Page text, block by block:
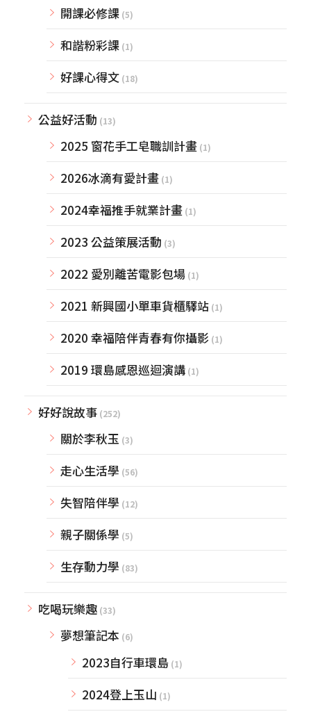
開課必修課 (5)
和諧粉彩課 (1)
好課心得文 (18)
公益好活動 (13)
2025 窗花手工皂職訓計畫 (1)
2026冰滴有愛計畫 (1)
2024幸福推手就業計畫 (1)
2023 公益策展活動 (3)
2022 愛別離苦電影包場 (1)
2021 新興國小單車貨櫃驛站 (1)
2020 幸福陪伴青春有你攝影 (1)
2019 環島感恩巡迴演講 (1)
好好說故事 (252)
關於李秋玉 (3)
走心生活學 (56)
失智陪伴學 (12)
親子關係學 (5)
生存動力學 (83)
吃喝玩樂趣 (33)
夢想筆記本 (6)
2023自行車環島 (1)
2024登上玉山 (1)